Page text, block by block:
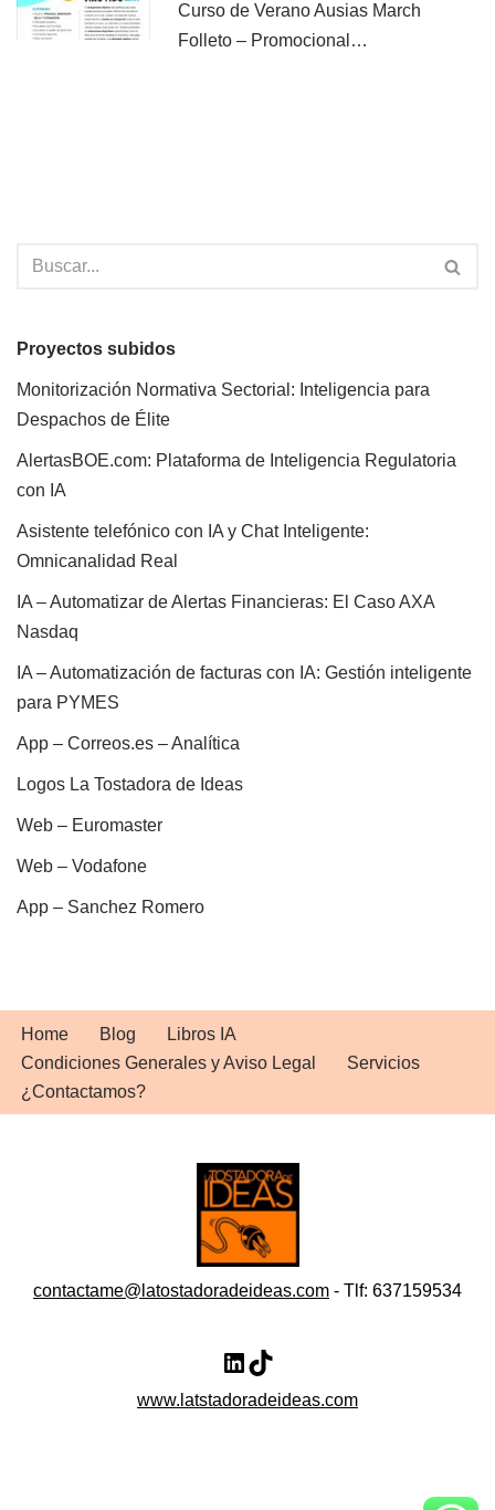
Curso de Verano Ausias March
Folleto – Promocional…
Proyectos subidos
Monitorización Normativa Sectorial: Inteligencia para
Despachos de Élite
AlertasBOE.com: Plataforma de Inteligencia Regulatoria
con IA
Asistente telefónico con IA y Chat Inteligente:
Omnicanalidad Real
IA – Automatizar de Alertas Financieras: El Caso AXA
Nasdaq
IA – Automatización de facturas con IA: Gestión inteligente
para PYMES
App – Correos.es – Analítica
Logos La Tostadora de Ideas
Web – Euromaster
Web – Vodafone
App – Sanchez Romero
Home Blog
Libros IA
Condiciones Generales y Aviso Legal
Servicios
¿Contactamos?
contactame@latostadoradeideas.com - Tlf: 637159534
www.latstadoradeideas.com